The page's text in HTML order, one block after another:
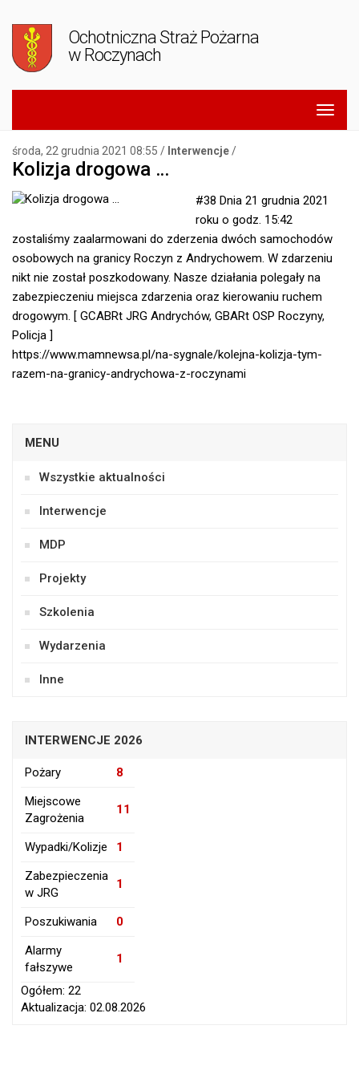
Ochotniczna Straż Pożarna
w Roczynach
środa, 22 grudnia 2021 08:55 / Interwencje/
Kolizja drogowa …
#38 Dnia 21 grudnia 2021
roku o godz. 15:42
zostaliśmy zaalarmowani do zderzenia dwóch samochodów
osobowych na granicy Roczyn z Andrychowem. W zdarzeniu
nikt nie został poszkodowany. Nasze działania polegały na
zabezpieczeniu miejsca zdarzenia oraz kierowaniu ruchem
drogowym. [ GCABRt JRG Andrychów, GBARt OSP Roczyny,
Policja ]
https://www.mamnewsa.pl/na-sygnale/kolejna-kolizja-tym-
razem-na-granicy-andrychowa-z-roczynami
MENU
Wszystkie aktualności
Interwencje
MDP
Projekty
Szkolenia
Wydarzenia
Inne
INTERWENCJE 2026
Pożary
8
Miejscowe
Zagrożenia
11
Wypadki/Kolizje
1
Zabezpieczenia
w JRG
1
Poszukiwania
0
Alarmy
fałszywe
1
Ogółem: 22
Aktualizacja: 02.08.2026